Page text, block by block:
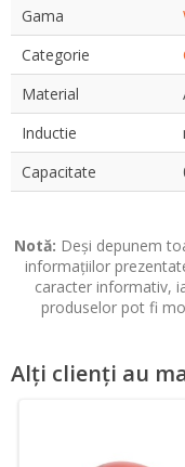
Gama
Categorie
Material
Inductie
Capacitate
Notă: Deși depunem
informațiilor
caracter informativ,
produselor pot fi
Alți clienți au